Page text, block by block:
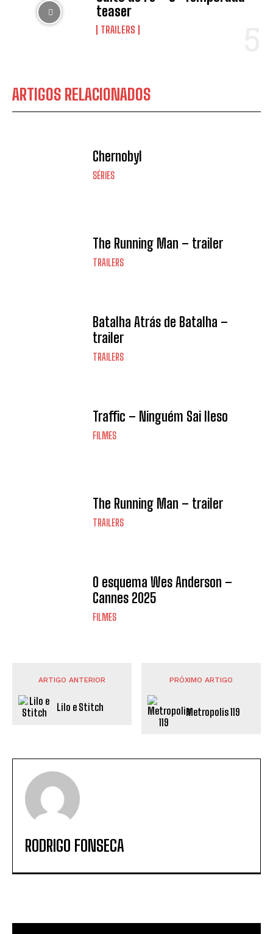
teaser
TRAILERS
ARTIGOS RELACIONADOS
Chernobyl
SÉRIES
The Running Man – trailer
TRAILERS
Batalha Atrás de Batalha –
trailer
TRAILERS
Traffic – Ninguém Sai Ileso
FILMES
The Running Man – trailer
TRAILERS
O esquema Wes Anderson –
Cannes 2025
FILMES
ARTIGO ANTERIOR
Lilo e Stitch
PRÓXIMO ARTIGO
Metropolis 119
RODRIGO FONSECA